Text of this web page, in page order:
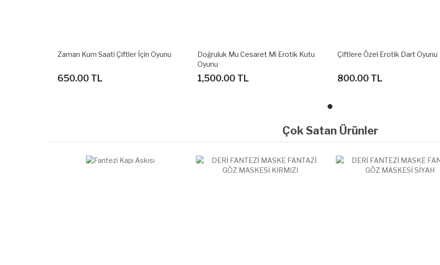
Doğruluk Mu Cesaret Mi Erotik Kutu
1,500.00 TL
Çiftlere Özel Erotik Dart Oyunu
800.00 TL
Erotik Görev Pozizyon
800.00 TL
Çok Satan Ürünler